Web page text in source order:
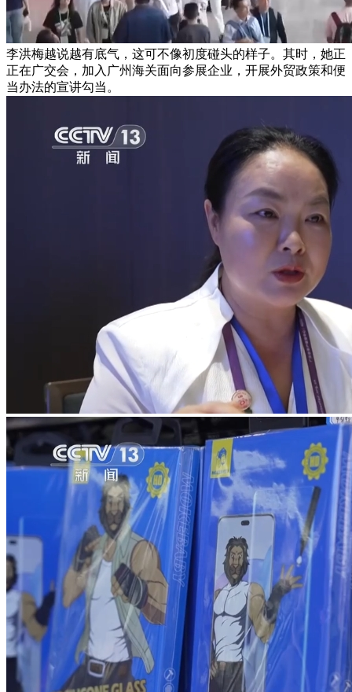
李洪梅越说越有底气，这可不像初度碰头的样子。其时，她正
正在广交会，加入广州海关面向参展企业，开展外贸政策和便
当办法的宣讲勾当。